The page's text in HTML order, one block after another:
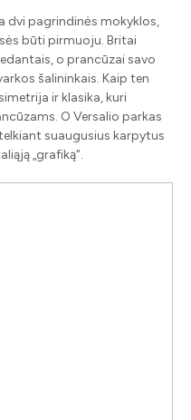
dvi pagrindinės mokyklos,
būti pirmuoju. Britai
o prancūzai savo
šalininkais. Kaip ten
ir klasika, kuri
O Versalio parkas
suaugusius karpytus
„grafiką“.